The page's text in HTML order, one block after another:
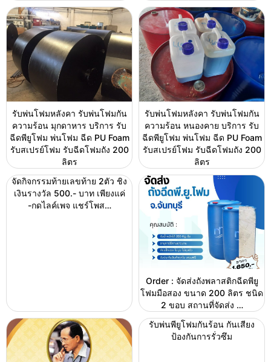
รับพ่นโฟมหลังคา รับพ่นโฟมกัน
ความร้อน มุกดาหาร บริการ รับ
ฉีดพียูโฟม พ่นโฟม ฉีด PU Foam
รับสเปรย์โฟม รับฉีดโฟมถัง 200
ลิตร
รับพ่นโฟมหลังคา รับพ่นโฟมกัน
ความร้อน หนองคาย บริการ รับ
ฉีดพียูโฟม พ่นโฟม ฉีด PU Foam
รับสเปรย์โฟม รับฉีดโฟมถัง 200
ลิตร
จัดกิจกรรมท้ายเลขท้าย 2ตัว ชิง
เงินรางวัล 500.- บาท เพียงแค่
-กดไลค์เพจ แชร์โพส…
Order : จัดส่งถังพลาสติกฉีดพียู
โฟมมือสอง ขนาด 200 ลิตร ชนิด
2 ขอบ สถานที่จัดส่ง …
รับพ่นพียูโฟมกันร้อน กันเสียง
ป้องกันการรั่วซึม